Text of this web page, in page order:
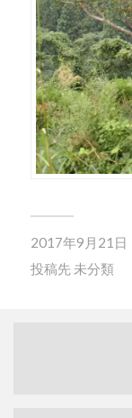
2017年9月21日
投稿先 未分類